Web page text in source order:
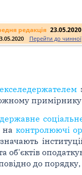
редакція 23.05.2020
Перейти до чинної